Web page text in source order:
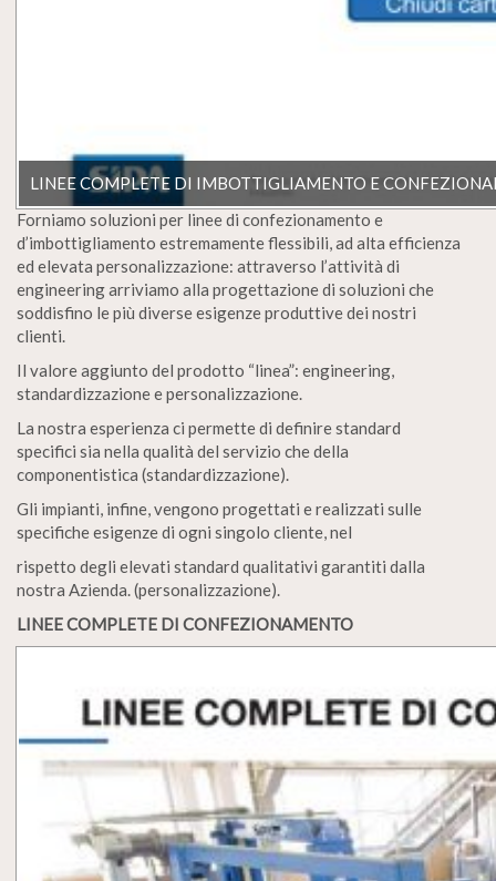
LINEE COMPLETE DI IMBOTTIGLIAMENTO E
Forniamo soluzioni per linee di confezionamento e
d’imbottigliamento estremamente flessibili, ad alta efficienza
ed elevata personalizzazione: attraverso l’attività di
engineering arriviamo alla progettazione di soluzioni che
soddisfino le più diverse esigenze produttive dei nostri
clienti.
Il valore aggiunto del prodotto “linea”: engineering,
standardizzazione e personalizzazione.
La nostra esperienza ci permette di definire standard
specifici sia nella qualità del servizio che della
componentistica (standardizzazione).
Gli impianti, infine, vengono progettati e realizzati sulle
specifiche esigenze di ogni singolo cliente, nel
rispetto degli elevati standard qualitativi garantiti dalla
nostra Azienda. (personalizzazione).
LINEE COMPLETE DI CONFEZIONAMENTO